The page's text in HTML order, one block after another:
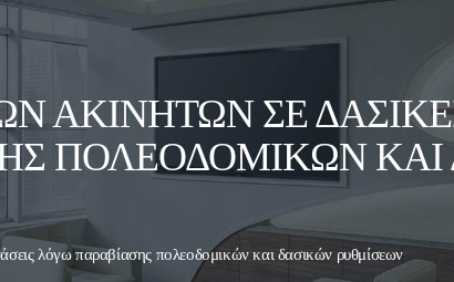
ΑΚΙΝΉΤΩΝ ΣΕ
ΠΟΛΕΟΔΟΜΙΚΏΝ ΚΑΙ
λόγω παραβίασης πολεοδομικών και δασικών ρυθμίσεων